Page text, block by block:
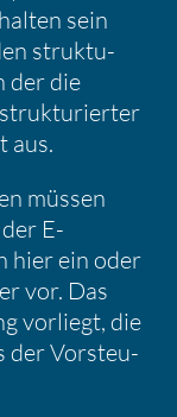
sein
struk­tu­
der die
aus.
müssen
der E-
hier ein oder
vor. Das
vorliegt, die
der Vorsteu­